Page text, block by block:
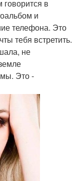
в
и
телефона. Это
тебя встретить.
не
Это -